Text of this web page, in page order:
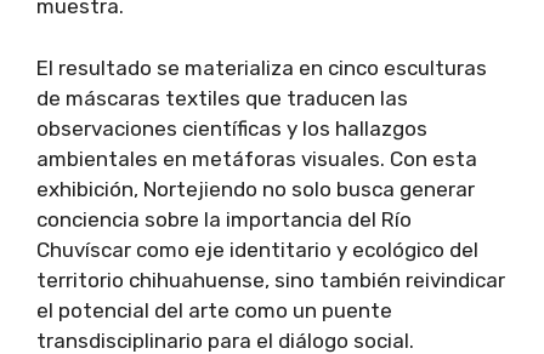
muestra.
El resultado se materializa en cinco esculturas
de máscaras textiles que traducen las
observaciones científicas y los hallazgos
ambientales en metáforas visuales. Con esta
exhibición, Nortejiendo no solo busca generar
conciencia sobre la importancia del Río
Chuvíscar como eje identitario y ecológico del
territorio chihuahuense, sino también reivindicar
el potencial del arte como un puente
transdisciplinario para el diálogo social.